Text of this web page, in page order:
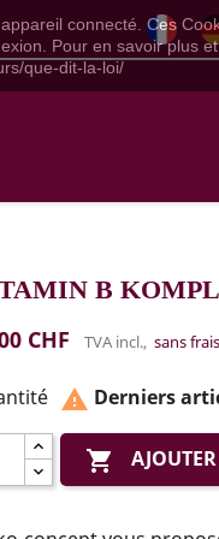
B
CHF TVA incl., sans
 Derniers

connecté. Ces
Pour en savoir plus
que-dit-la-loi/